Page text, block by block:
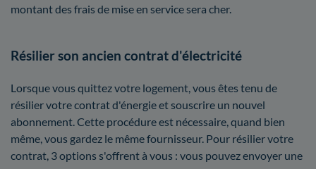
montant des frais de mise en service sera cher.
Résilier son ancien contrat d'électricité
Lorsque vous quittez votre logement, vous êtes tenu de
résilier votre contrat d'énergie et souscrire un nouvel
abonnement. Cette procédure est nécessaire, quand bien
même, vous gardez le même fournisseur. Pour résilier votre
contrat, 3 options s'offrent à vous : vous pouvez envoyer une